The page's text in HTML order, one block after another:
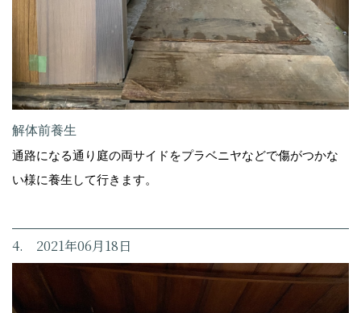
解体前養生
通路になる通り庭の両サイドをプラベニヤなどで傷がつかな
い様に養生して行きます。
4. 2021年06月18日